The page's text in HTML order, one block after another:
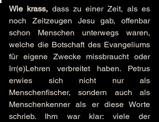
Wie krass, dass zu einer Zeit, als es
noch Zeitzeugen Jesu gab, offenbar
schon Menschen unterwegs waren,
welche die Botschaft des Evangeliums
für eigene Zwecke missbraucht oder
Irr(e)Lehren verbreitet haben. Petrus
erwies sich nicht nur als
Menschenfischer, sondern auch als
Menschenkenner als er diese Worte
schrieb. Ihm war klar: viele der